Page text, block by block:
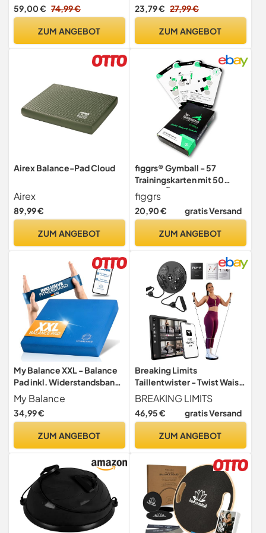
59,00 € 74,99 €
ZUM ANGEBOT
Gleichgewichtstrainer mit
33×42 cm Monobrett
23,79 € 27,99 €
ZUM ANGEBOT
Airex Balance-Pad Cloud
Airex
89,99 €
ZUM ANGEBOT
figgrs® Gymball - 57
Trainingskarten mit 50
Fitness Übungen für
vielseitiges Ganzkörper
Training mit Gymnastikball I
zuhause & überall I von
figgrs
20,90 € gratis Versand
ZUM ANGEBOT
My Balance XXL - Balance
Pad inkl. Widerstandsband I
Hochwertiges
Balancekissen mit E-Book I
Stärkt deine Balance I
Yoga &
My Balance
34,99 €
ZUM ANGEBOT
Breaking Limits
Taillentwister - Twist Waist
Disc - Drehscheibe Fitness
BREAKING LIMITS
46,95 € gratis Versand
ZUM ANGEBOT